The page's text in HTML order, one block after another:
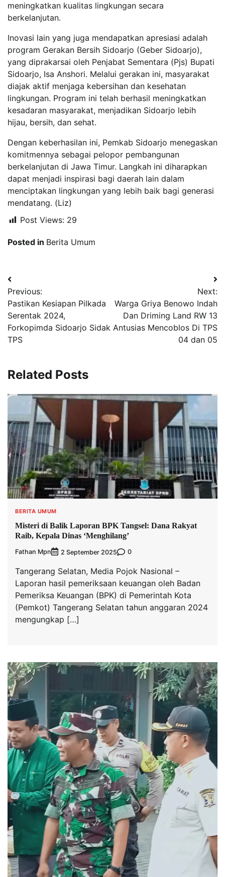
meningkatkan kualitas lingkungan secara
berkelanjutan.
Inovasi lain yang juga mendapatkan apresiasi adalah
program Gerakan Bersih Sidoarjo (Geber Sidoarjo),
yang diprakarsai oleh Penjabat Sementara (Pjs) Bupati
Sidoarjo, Isa Anshori. Melalui gerakan ini, masyarakat
diajak aktif menjaga kebersihan dan kesehatan
lingkungan. Program ini telah berhasil meningkatkan
kesadaran masyarakat, menjadikan Sidoarjo lebih
hijau, bersih, dan sehat.
Dengan keberhasilan ini, Pemkab Sidoarjo menegaskan
komitmennya sebagai pelopor pembangunan
berkelanjutan di Jawa Timur. Langkah ini diharapkan
dapat menjadi inspirasi bagi daerah lain dalam
menciptakan lingkungan yang lebih baik bagi generasi
mendatang. (Liz)
Post Views: 29
Posted in Berita Umum
Navigasi
pos
Previous:
Pastikan Kesiapan Pilkada
Serentak 2024,
Forkopimda Sidoarjo Sidak
TPS
Next:
Warga Griya Benowo Indah
Dan Driming Land RW 13
Antusias Mencoblos Di TPS
04 dan 05
Related Posts
BERITA UMUM
Misteri di Balik Laporan BPK Tangsel: Dana Rakyat
Raib, Kepala Dinas ‘Menghilang’
Fathan Mpn 2 September 2025 0
Tangerang Selatan, Media Pojok Nasional –
Laporan hasil pemeriksaan keuangan oleh Badan
Pemeriksa Keuangan (BPK) di Pemerintah Kota
(Pemkot) Tangerang Selatan tahun anggaran 2024
mengungkap […]